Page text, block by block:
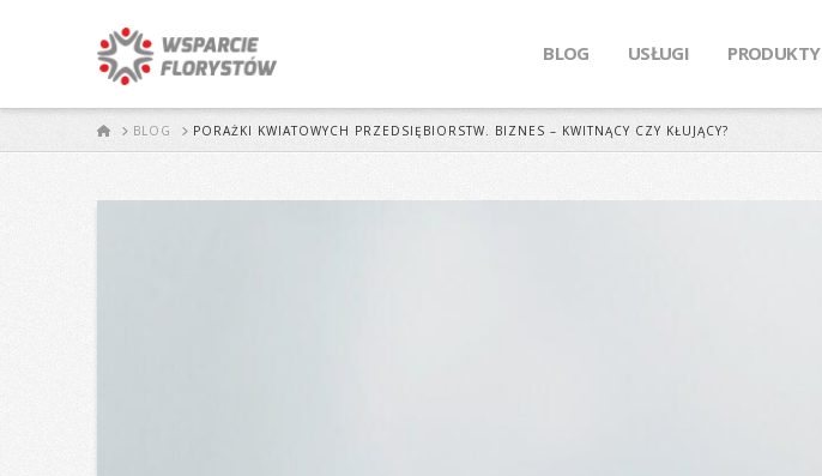
BLOG USŁUGI PRODUKTY
STARTBLOG PORAŻKI KWIATOWYCH PRZEDSIĘBIORSTW. BIZNES – KWITNĄCY CZY KŁUJĄCY?